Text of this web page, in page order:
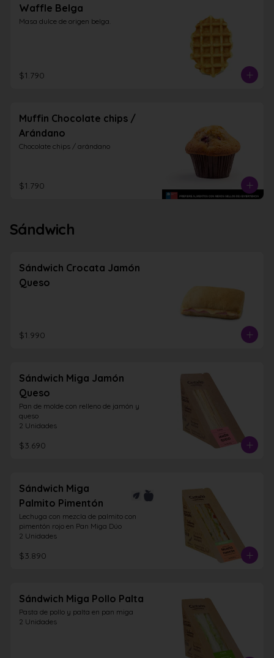
Waffle Belga
Masa dulce de origen belga.
$1.790
Muffin Chocolate chips /
Arándano
Chocolate chips / arándano
$1.790
Sándwich
Sándwich Crocata Jamón
Queso
$1.990
Sándwich Miga Jamón
Queso
Pan de molde con relleno de jamón y
queso
2 Unidades
$3.690
Sándwich Miga
Palmito Pimentón
Lechuga con mezcla de palmito con
pimentón rojo en Pan Miga Dúo
2 Unidades
$3.890
Sándwich Miga Pollo Palta
Pasta de pollo y palta en pan miga
2 Unidades